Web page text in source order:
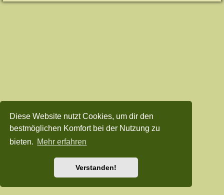
Diese Website nutzt Cookies, um dir den
bestmöglichen Komfort bei der Nutzung zu
bieten. Mehr erfahren
Verstanden!